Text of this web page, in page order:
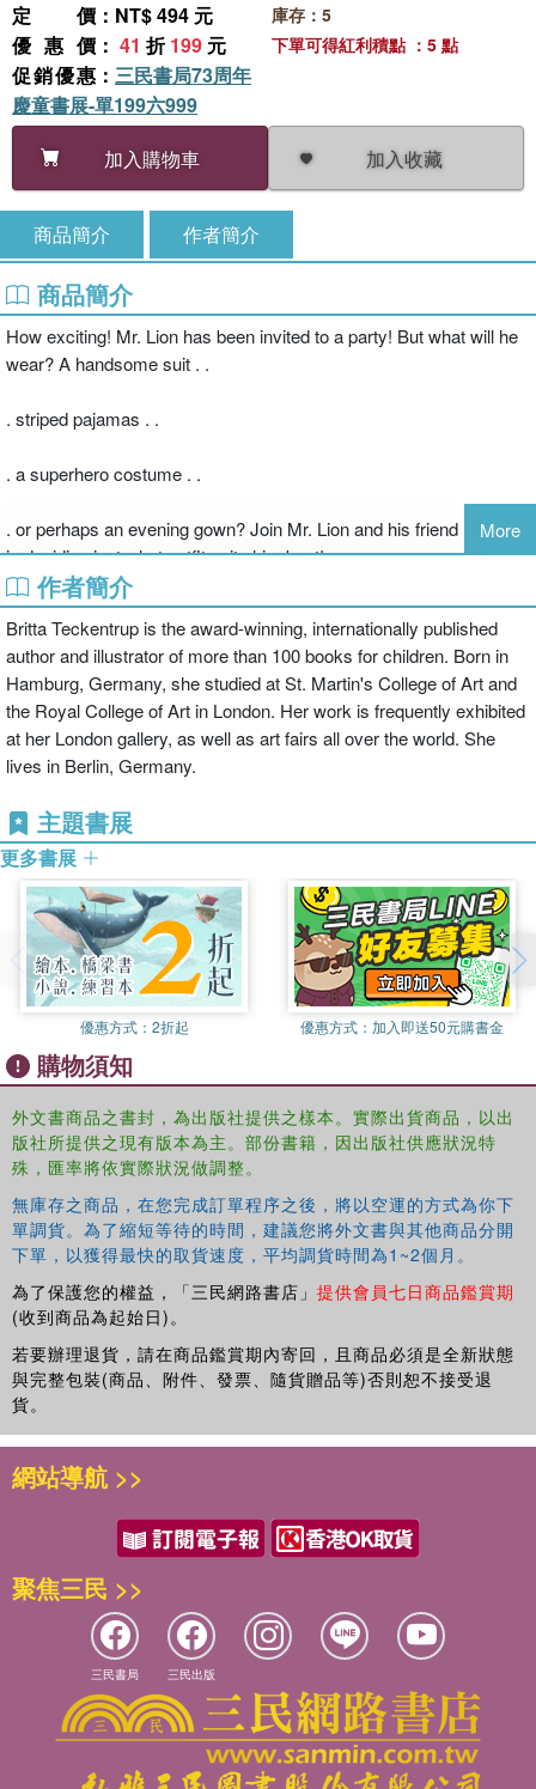
定價 ：NT$ 494 元
優惠價 ： 41 折199 元
促銷優惠 ： 三民書局73周年
慶童書展-單199六999
加入購物車
加入收藏
庫存：5
下單可得紅利積點 ：5 點
商品簡介 作者簡介
商品簡介
How exciting! Mr. Lion has been invited to a party! But what will he
wear? A handsome suit . .
. striped pajamas . .
. a superhero costume . .
. or perhaps an evening gown? Join Mr. Lion and his friend Monkey
in deciding just what outfit suits him best!
More
作者簡介
Britta Teckentrup is the award-winning, internationally published
author and illustrator of more than 100 books for children. Born in
Hamburg, Germany, she studied at St. Martin's College of Art and
the Royal College of Art in London. Her work is frequently exhibited
at her London gallery, as well as art fairs all over the world. She
lives in Berlin, Germany.
主題書展
更多書展
優惠方式： 2折起 優惠方式： 加入即送50元購書金
購物須知
外文書商品之書封，為出版社提供之樣本。實際出貨商品，以出
版社所提供之現有版本為主。部份書籍，因出版社供應狀況特
殊，匯率將依實際狀況做調整。
無庫存之商品，在您完成訂單程序之後，將以空運的方式為你下
單調貨。為了縮短等待的時間，建議您將外文書與其他商品分開
下單，以獲得最快的取貨速度，平均調貨時間為1~2個月。
為了保護您的權益，「三民網路書店」 提供會員七日商品鑑賞期
(收到商品為起始日)。
若要辦理退貨，請在商品鑑賞期內寄回，且商品必須是全新狀態
與完整包裝(商品、附件、發票、隨貨贈品等)否則恕不接受退
貨。
網站導航 >>
聚焦三民 >>
三民書局 三民出版